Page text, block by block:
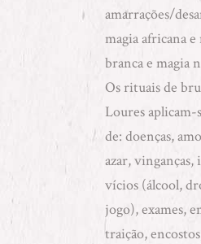
amarrações/
magia africanae
branca e magia
Os rituais de
Loures aplicam-
de: doenças,
azar, vinganças,
vícios (álcool,
jogo), exames,
traição,